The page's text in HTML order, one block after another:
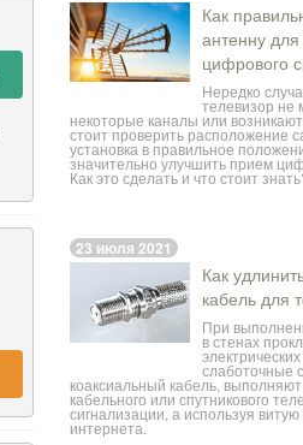
Как
антенну
цифрового
Нередко
телевизор не
некоторые каналы или
стоит проверить расположение
установка в правильное
значительно улучшить прием
Как это сделать и что стоит
23 июля 2021
Как
кабель для
При
в стенах
слаботочные
коаксиальный кабель,
кабельного или спутникового
сигнализации, а используя
интернета.